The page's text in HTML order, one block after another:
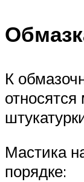
К
Мастика
порядке: